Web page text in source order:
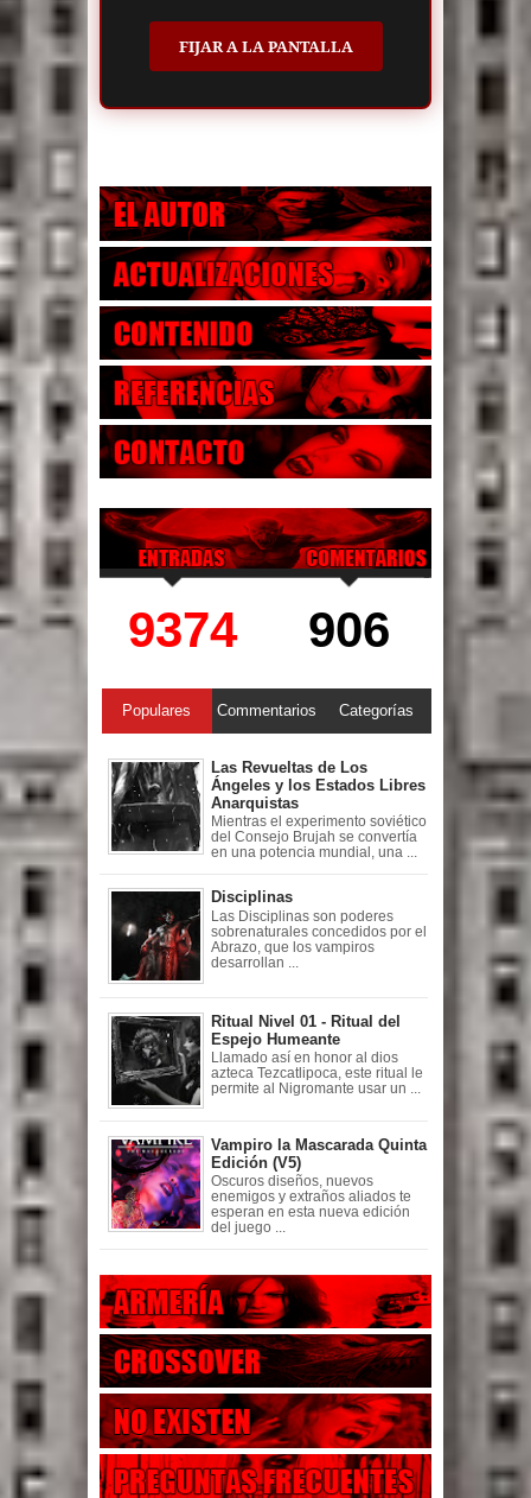
FIJAR A LA PANTALLA
9374 906
Populares Commentarios Categorías
Las Revueltas de Los
Ángeles y los Estados Libres
Anarquistas
Mientras el experimento soviético
del Consejo Brujah se convertía
en una potencia mundial, una ...
Disciplinas
Las Disciplinas son poderes
sobrenaturales concedidos por el
Abrazo, que los vampiros
desarrollan ...
Ritual Nivel 01 - Ritual del
Espejo Humeante
Llamado así en honor al dios
azteca Tezcatlipoca, este ritual le
permite al Nigromante usar un ...
Vampiro la Mascarada Quinta
Edición (V5)
Oscuros diseños, nuevos
enemigos y extraños aliados te
esperan en esta nueva edición
del juego ...